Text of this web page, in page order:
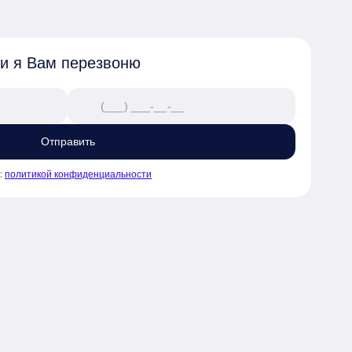
я Вам перезвоню
Отправить
политикой конфиденциальности